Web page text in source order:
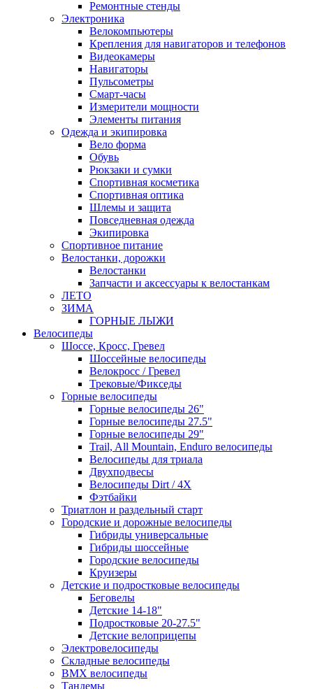
Ремонтные стенды
Электроника
Велокомпьютеры
Крепления для навигаторов и телефонов
Видеокамеры
Навигаторы
Пульсометры
Смарт-часы
Измерители мощности
Элементы питания
Одежда и экипировка
Вело форма
Обувь
Рюкзаки и сумки
Спортивная косметика
Спортивная оптика
Шлемы и защита
Повседневная одежда
Экипировка
Спортивное питание
Велостанки, дорожки
Велостанки
Запчасти и аксессуары к велостанкам
ЛЕТО
ЗИМА
ГОРНЫЕ ЛЫЖИ
Велосипеды
Шоссе, Кросс, Гревел
Шоссейные велосипеды
Велокросс / Гревел
Трековые/Фикседы
Горные велосипеды
Горные велосипеды 26"
Горные велосипеды 27.5"
Горные велосипеды 29"
Trail, All Mountain, Enduro велосипеды
Велосипеды для триала
Двухподвесы
Велосипеды Dirt / 4X
Фэтбайки
Триатлон и раздельный старт
Городские и дорожные велосипеды
Гибриды универсальные
Гибриды шоссейные
Городские велосипеды
Круизеры
Детские и подростковые велосипеды
Беговелы
Детские 14-18"
Подростковые 20-27.5"
Детские велоприцепы
Электровелосипеды
Складные велосипеды
BMX велосипеды
Тандемы